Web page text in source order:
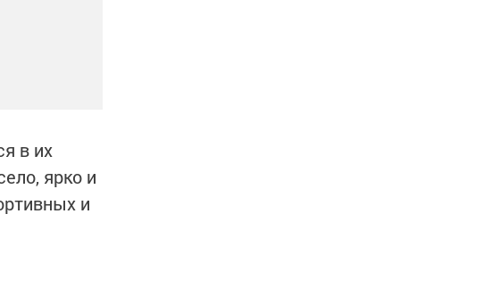
в их
ярко и
и